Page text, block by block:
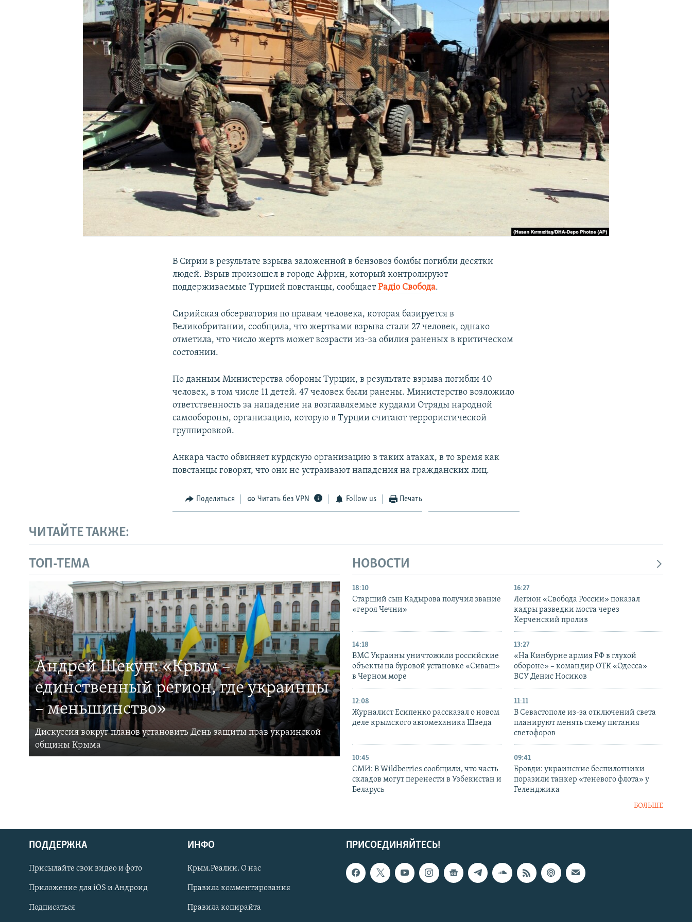
КРЫМ.НЕПОКОРЕННЫЙ
УКРАИНСКАЯ ПРОБЛЕМА КРЫМА
Українською
Qırımtatar
ПРИСОЕДИНЯЙТЕСЬ!
В Сирии в результате взрыва заложенной в бензовоз бомбы погибли десятки
людей. Взрыв произошел в городе Африн, который контролируют
поддерживаемые Турцией повстанцы, сообщаетРадіо Свобода.
Сирийская обсерватория по правам человека, которая базируется в
Великобритании, сообщила, что жертвами взрыва стали 27 человек, однако
отметила, что число жертв может возрасти из-за обилия раненых в критическом
состоянии.
По данным Министерства обороны Турции, в результате взрыва погибли 40
человек, в том числе 11 детей. 47 человек были ранены. Министерство возложило
ответственность за нападение на возглавляемые курдами Отряды народной
самообороны, организацию, которую в Турции считают террористической
группировкой.
Анкара часто обвиняет курдскую организацию в таких атаках, в то время как
повстанцы говорят, что они не устраивают нападения на гражданских лиц.
Поделиться Читать без VPN Follow us Печать
ЧИТАЙТЕ ТАКЖЕ:
ТОП-ТЕМА
Андрей Щекун: «Крым –
единственный регион, где украинцы
– меньшинство»
Дискуссия вокруг планов установить День защиты прав украинской
общины Крыма
НОВОСТИ
18:10
Старший сын Кадырова получил звание
«героя Чечни»
16:27
Легион «Свобода России» показал
кадры разведки моста через
Керченский пролив
14:18
ВМС Украины уничтожили российские
объекты на буровой установке «Сиваш»
в Черном море
13:27
«На Кинбурне армия РФ в глухой
обороне» – командир ОТК «Одесса»
ВСУ Денис Носиков
12:08
Журналист Есипенко рассказал о новом
деле крымского автомеханика Шведа
11:11
В Севастополе из-за отключений света
планируют менять схему питания
светофоров
10:45
СМИ: В Wildberries сообщили, что часть
складов могут перенести в Узбекистан и
Беларусь
09:41
Бровди: украинские беспилотники
поразили танкер «теневого флота» у
Геленджика
БОЛЬШЕ
ПРИСОЕДИНЯЙТЕСЬ!
ПОДДЕРЖКА
Присылайте свои видео и фото
Приложение для iOS и Андроид
Подписаться
ИНФО
Крым.Реалии. О нас
Правила комментирования
Правила копирайта